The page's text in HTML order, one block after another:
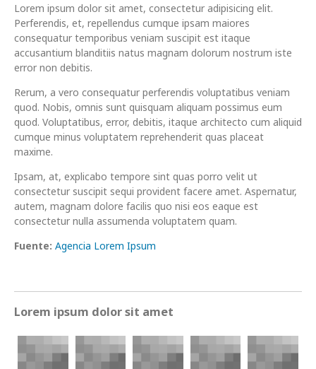
Lorem ipsum dolor sit amet, consectetur adipisicing elit.
Perferendis, et, repellendus cumque ipsam maiores
consequatur temporibus veniam suscipit est itaque
accusantium blanditiis natus magnam dolorum nostrum iste
error non debitis.
Rerum, a vero consequatur perferendis voluptatibus veniam
quod. Nobis, omnis sunt quisquam aliquam possimus eum
quod. Voluptatibus, error, debitis, itaque architecto cum aliquid
cumque minus voluptatem reprehenderit quas placeat
maxime.
Ipsam, at, explicabo tempore sint quas porro velit ut
consectetur suscipit sequi provident facere amet. Aspernatur,
autem, magnam dolore facilis quo nisi eos eaque est
consectetur nulla assumenda voluptatem quam.
Fuente: Agencia Lorem Ipsum
Lorem ipsum dolor sit amet